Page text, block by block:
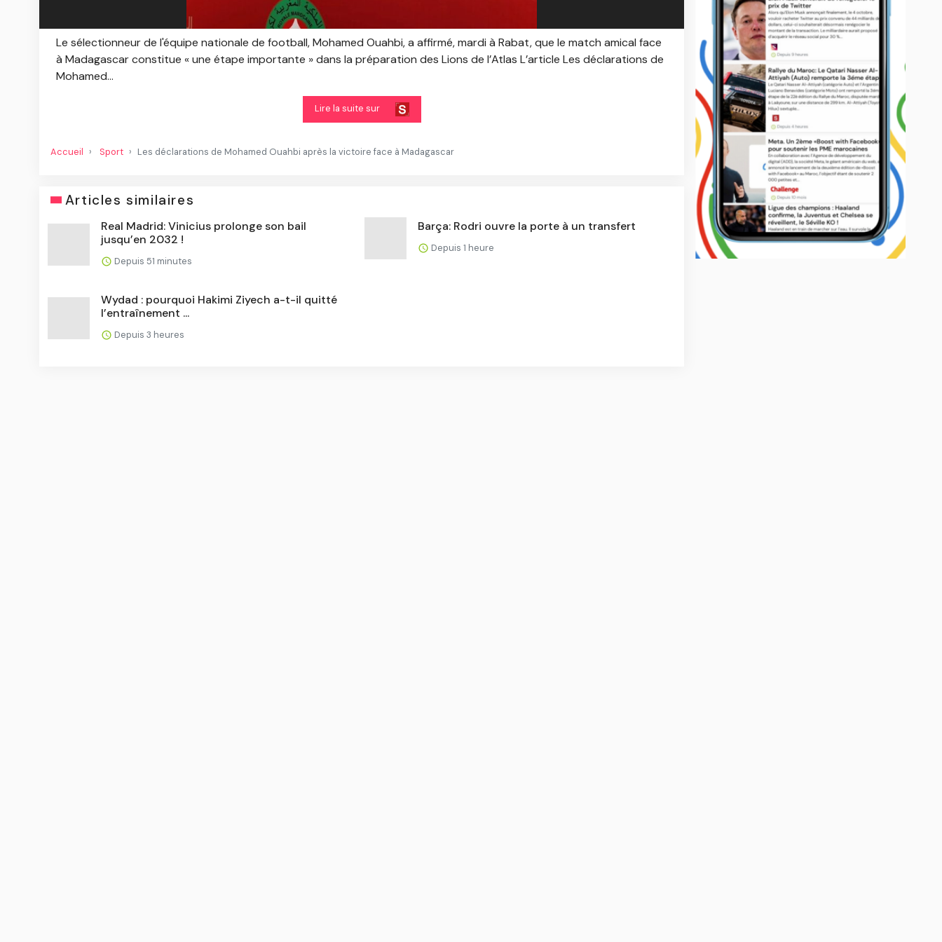
Le sélectionneur de l'équipe nationale de football, Mohamed Ouahbi, a affirmé, mardi à Rabat, que le match amical face
à Madagascar constitue « une étape importante » dans la préparation des Lions de l’Atlas L’article Les déclarations de
Mohamed...
Lire la suite sur
Accueil Sport Les déclarations de Mohamed Ouahbi après la victoire face à Madagascar
Articles similaires
Real Madrid: Vinicius prolonge son bail
jusqu’en 2032 !
Depuis 51 minutes
Barça: Rodri ouvre la porte à un transfert
Depuis 1 heure
Wydad : pourquoi Hakimi Ziyech a-t-il quitté
l’entraînement ...
Depuis 3 heures